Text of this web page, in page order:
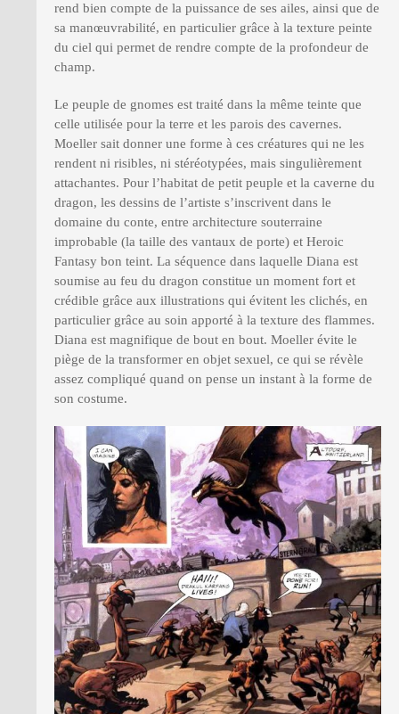
rend bien compte de la puissance de ses ailes, ainsi que de
sa manœuvrabilité, en particulier grâce à la texture peinte
du ciel qui permet de rendre compte de la profondeur de
champ.
Le peuple de gnomes est traité dans la même teinte que
celle utilisée pour la terre et les parois des cavernes.
Moeller sait donner une forme à ces créatures qui ne les
rendent ni risibles, ni stéréotypées, mais singulièrement
attachantes. Pour l’habitat de petit peuple et la caverne du
dragon, les dessins de l’artiste s’inscrivent dans le
domaine du conte, entre architecture souterraine
improbable (la taille des vantaux de porte) et Heroic
Fantasy bon teint. La séquence dans laquelle Diana est
soumise au feu du dragon constitue un moment fort et
crédible grâce aux illustrations qui évitent les clichés, en
particulier grâce au soin apporté à la texture des flammes.
Diana est magnifique de bout en bout. Moeller évite le
piège de la transformer en objet sexuel, ce qui se révèle
assez compliqué quand on pense un instant à la forme de
son costume.